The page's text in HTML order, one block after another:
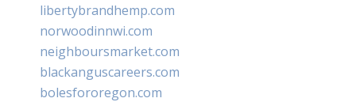
libertybrandhemp.com
norwoodinnwi.com
neighboursmarket.com
blackanguscareers.com
bolesfororegon.com